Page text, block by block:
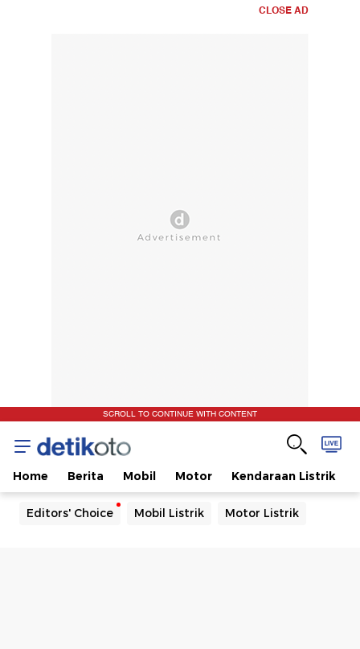
CLOSE AD
SCROLL TO CONTINUE WITH CONTENT
Home Berita Mobil Motor Kendaraan Listrik
Editors' Choice Mobil Listrik Motor Listrik